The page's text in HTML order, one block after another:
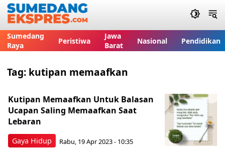
Sumedang
Raya
Peristiwa
Jawa
Barat
Nasional Pendidikan
Tag: kutipan memaafkan
Gaya Hidup
Kutipan Memaafkan Untuk Balasan
Ucapan Saling Memaafkan Saat
Lebaran
Rabu, 19 Apr 2023 - 10:35